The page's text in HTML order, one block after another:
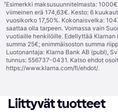
¹Esimerkki maksusuunnitelmasta:
viimeinen erä 174,63€. Kesto: 6
vuosikorko 17,50%. Kokonaisvelka:
saattaa olla tarpeen. Voimassa vain
vuotiaille henkilöille. Edellyttää Klarnan
summa 25€; enimmäisoston summa
Luotonantaja: Klarna Bank AB (publ),
tunnus: 556737-0431. Katso ehdot
https://www.klarna.com/fi/ehdot/.
Liittyvät tuotteet